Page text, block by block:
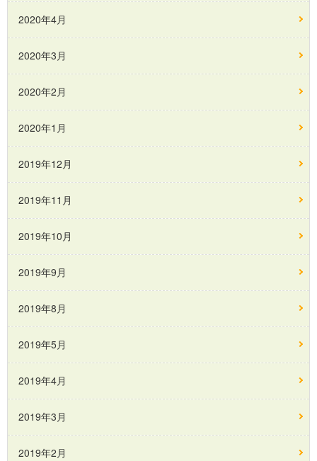
2020年4月
2020年3月
2020年2月
2020年1月
2019年12月
2019年11月
2019年10月
2019年9月
2019年8月
2019年5月
2019年4月
2019年3月
2019年2月